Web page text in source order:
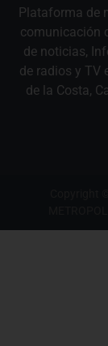
Plataforma de
comunicación
de noticias,
de radios y TV
de la Costa,